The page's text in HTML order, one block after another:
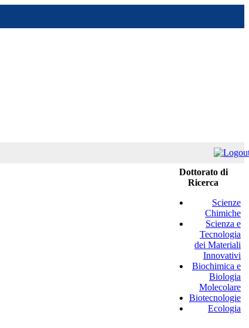
Dottorato di
Ricerca
Scienze
Chimiche
Scienza e
Tecnologia
dei Materiali
Innovativi
Biochimica e
Biologia
Molecolare
Biotecnologie
Ecologia